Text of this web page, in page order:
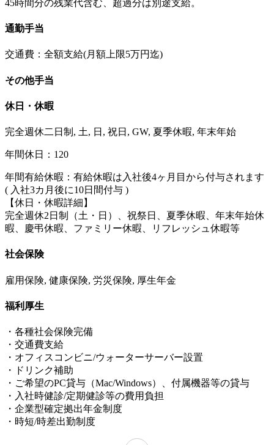
45時間分の残業代含む、超過分は別途支給。
通勤手当
交通費：全額支給(月額上限5万円迄)
その他手当
休日・休暇
完全週休二日制, 土, 日, 祝日, GW, 夏季休暇, 年末年始
年間休日：120
年間有給休暇：有給休暇は入社後4ヶ月目から付与されます
( 入社3カ月後に10日間付与 )
【休日・休暇詳細】
完全週休2日制（土・日）、祝祭日、夏季休暇、年末年始休
暇、慶弔休暇、ファミリー休暇、リフレッシュ休暇等
社会保険
雇用保険, 健康保険, 労災保険, 厚生年金
福利厚生
・各種社会保険完備
・交通費支給
・オフィスコンビニ/ウォーターサーバー設置
・ドリンク補助
・ご希望のPC貸与（Mac/Windows）、付属機器等の貸与
・入社時健診/定期健診等の費用負担
・企業型確定拠出年金制度
・時短/時差出勤制度